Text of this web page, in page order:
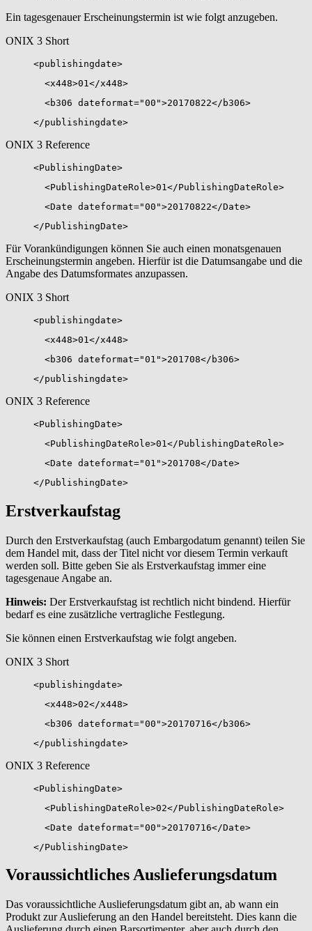
Ein tagesgenauer Erscheinungstermin ist wie folgt anzugeben.
ONIX 3 Short
<publishingdate>
<x448>01</x448>
<b306 dateformat="00">20170822</b306>
</publishingdate>
ONIX 3 Reference
<PublishingDate>
<PublishingDateRole>01</PublishingDateRole>
<Date dateformat="00">20170822</Date>
</PublishingDate>
Für Vorankündigungen können Sie auch einen monatsgenauen
Erscheinungstermin angeben. Hierfür ist die Datumsangabe und die
Angabe des Datumsformates anzupassen.
ONIX 3 Short
<publishingdate>
<x448>01</x448>
<b306 dateformat="01">201708</b306>
</publishingdate>
ONIX 3 Reference
<PublishingDate>
<PublishingDateRole>01</PublishingDateRole>
<Date dateformat="01">201708</Date>
</PublishingDate>
Erstverkaufstag
Durch den Erstverkaufstag (auch Embargodatum genannt) teilen Sie
dem Handel mit, dass der Titel nicht vor diesem Termin verkauft
werden soll. Bitte geben Sie als Erstverkaufstag immer eine
tagesgenaue Angabe an.
Hinweis: Der Erstverkaufstag ist rechtlich nicht bindend. Hierfür
bedarf es eine zusätzliche vertragliche Festlegung.
Sie können einen Erstverkaufstag wie folgt angeben.
ONIX 3 Short
<publishingdate>
<x448>02</x448>
<b306 dateformat="00">20170716</b306>
</publishingdate>
ONIX 3 Reference
<PublishingDate>
<PublishingDateRole>02</PublishingDateRole>
<Date dateformat="00">20170716</Date>
</PublishingDate>
Voraussichtliches Auslieferungsdatum
Das voraussichtliche Auslieferungsdatum gibt an, ab wann ein
Produkt zur Auslieferung an den Handel bereitsteht. Dies kann die